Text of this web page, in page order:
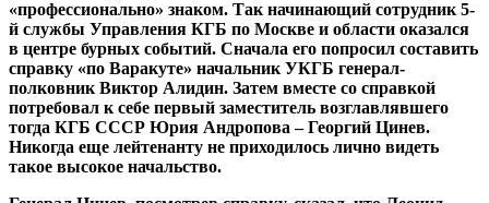
«профессионально» знаком. Так начинающий сотрудник 5-
й службы Управления КГБ по Москве и области оказался
в центре бурных событий. Сначала его попросил составить
справку «по Варакуте» начальник УКГБ генерал-
полковник Виктор Алидин. Затем вместе со справкой
потребовал к себе первый заместитель возглавлявшего
тогда КГБ СССР Юрия Андропова – Георгий Цинев.
Никогда еще лейтенанту не приходилось лично видеть
такое высокое начальство.